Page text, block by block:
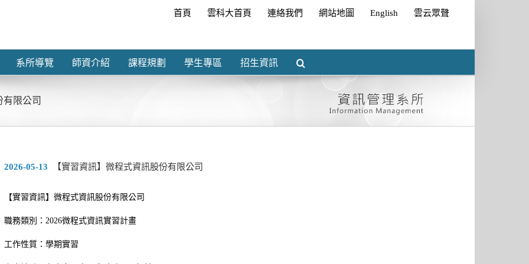
首頁 雲科大首頁 連絡我們 網站地圖 English 雲云眾聲
系所導覽 師資介紹 課程規劃 學生專區 招生資訊
限公司
2026-05-13 【實習資訊】微程式資訊股份有限公司
【實習資訊】微程式資訊股份有限公司
職務類別：2026微程式資訊實習計畫
工作性質：學期實習